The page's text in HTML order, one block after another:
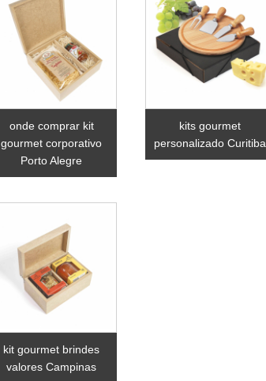
onde comprar kit
gourmet corporativo
Porto Alegre
kits gourmet
personalizado Curitiba
kit gourmet brindes
valores Campinas